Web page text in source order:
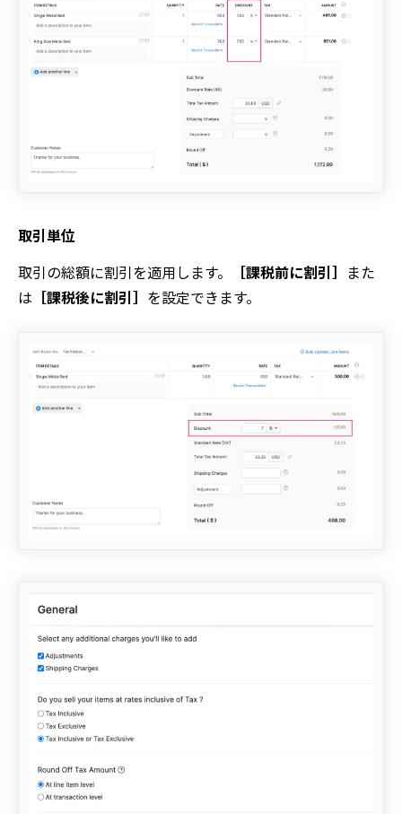
取引単位
取引の総額に割引を適用します。
［課税前に割引］ また
は ［課税後に割引］ を設定できます。